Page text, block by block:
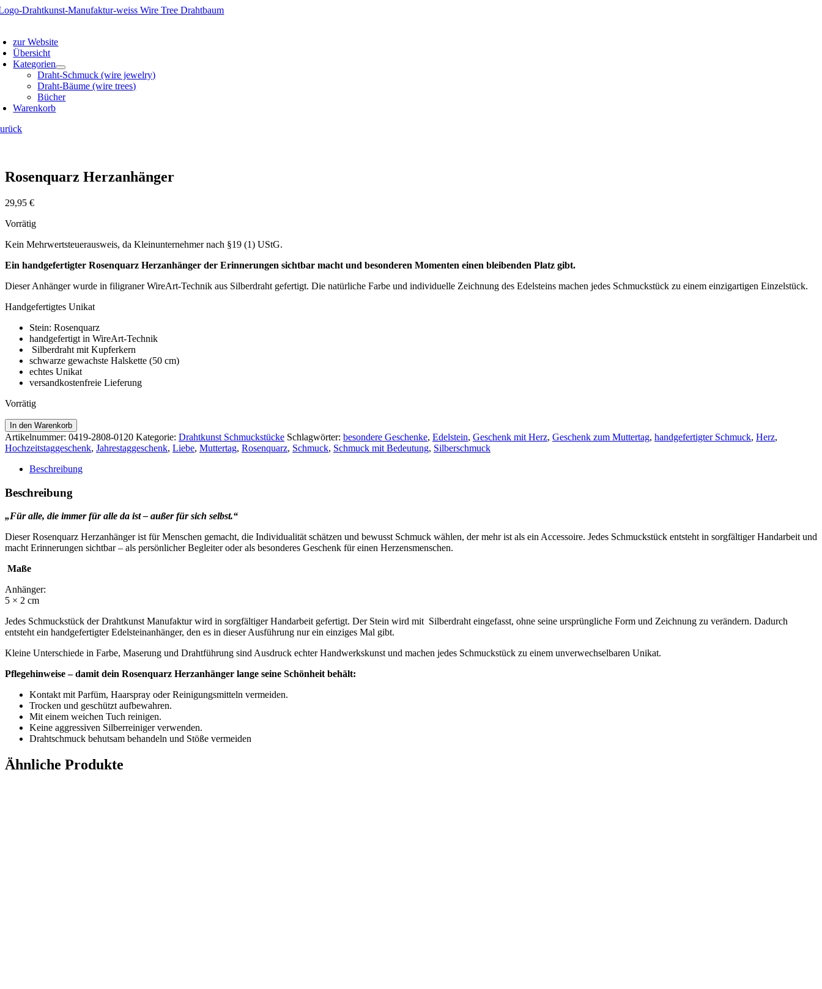
Zum
zur Website
Übersicht
Kategorien
Draht-Schmuck (wire jewelry)
Draht-Bäume (wire trees)
Bücher
Warenkorb
Rosenquarz Herzanhänger
29,95 €
Vorrätig
Kein Mehrwertsteuerausweis, da Kleinunternehmer nach §19 (1) UStG.
Ein handgefertigter Rosenquarz Herzanhänger der Erinnerungen sichtbar macht und besonderen Momenten einen bleibenden Platz gibt.
Dieser Anhänger wurde in filigraner WireArt-Technik aus Silberdraht gefertigt. Die natürliche Farbe und individuelle Zeichnung des Edelsteins machen jedes Schmuckstück zu einem einzigartigen Einzelstück.
Handgefertigtes Unikat
Stein: Rosenquarz
handgefertigt in WireArt-Technik
Silberdraht mit Kupferkern
schwarze gewachste Halskette (50 cm)
echtes Unikat
versandkostenfreie Lieferung
Vorrätig
Rosenquarz
Herzanhänger
Menge
In den Warenkorb
Artikelnummer: 0419-2808-0120 Kategorie: Drahtkunst Schmuckstücke Schlagwörter: besondere Geschenke, Edelstein, Geschenk mit Herz, Geschenk zum Muttertag, handgefertigter Schmuck, Herz,
Hochzeitstaggeschenk, Jahrestaggeschenk, Liebe, Muttertag, Rosenquarz, Schmuck, Schmuck mit Bedeutung, Silberschmuck
Beschreibung
Beschreibung
„Für alle, die immer für alle da ist – außer für sich selbst.“
Dieser Rosenquarz Herzanhänger ist für Menschen gemacht, die Individualität schätzen und bewusst Schmuck wählen, der mehr ist als ein Accessoire. Jedes Schmuckstück entsteht in sorgfältiger Handarbeit und
macht Erinnerungen sichtbar – als persönlicher Begleiter oder als besonderes Geschenk für einen Herzensmenschen.
Maße
Anhänger:
5 × 2 cm
Jedes Schmuckstück der Drahtkunst Manufaktur wird in sorgfältiger Handarbeit gefertigt. Der Stein wird mit Silberdraht eingefasst, ohne seine ursprüngliche Form und Zeichnung zu verändern. Dadurch
entsteht ein handgefertigter Edelsteinanhänger, den es in dieser Ausführung nur ein einziges Mal gibt.
Kleine Unterschiede in Farbe, Maserung und Drahtführung sind Ausdruck echter Handwerkskunst und machen jedes Schmuckstück zu einem unverwechselbaren Unikat.
Pflegehinweise –damit dein Rosenquarz Herzanhänger lange seine Schönheit behält:
Kontakt mit Parfüm, Haarspray oder Reinigungsmitteln vermeiden.
Trocken und geschützt aufbewahren.
Mit einem weichen Tuch reinigen.
Keine aggressiven Silberreiniger verwenden.
Drahtschmuck behutsam behandeln und Stöße vermeiden
Ähnliche Produkte